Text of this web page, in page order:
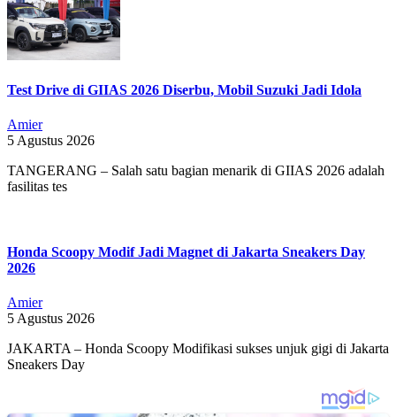
Test Drive di GIIAS 2026 Diserbu, Mobil Suzuki Jadi Idola
Amier
5 Agustus 2026
TANGERANG – Salah satu bagian menarik di GIIAS 2026 adalah
fasilitas tes
Honda Scoopy Modif Jadi Magnet di Jakarta Sneakers Day
2026
Amier
5 Agustus 2026
JAKARTA – Honda Scoopy Modifikasi sukses unjuk gigi di Jakarta
Sneakers Day